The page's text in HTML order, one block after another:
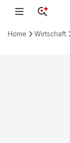
Home Wirtschaft